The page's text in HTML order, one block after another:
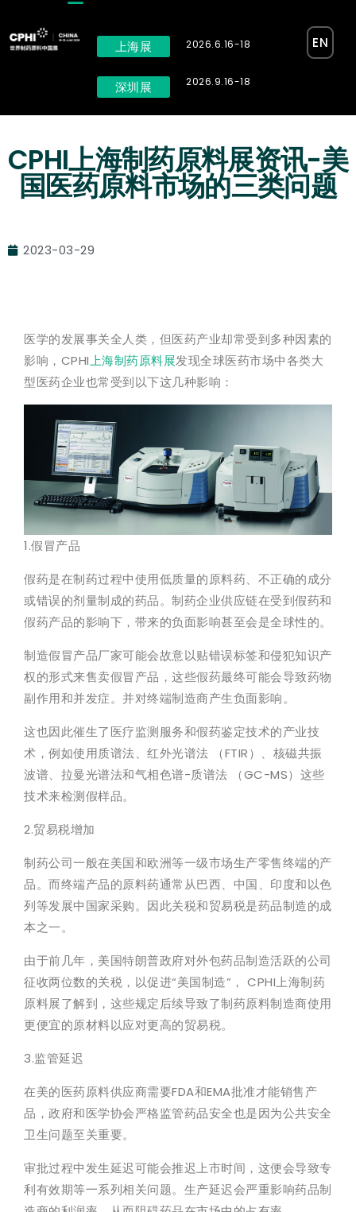
上海展
深圳展
2026.6.16-18
2026.9.16-18
EN
CPHI上海制药原料展资讯-美
国医药原料市场的三类问题
2023-03-29
医学的发展事关全人类，但医药产业却常受到多种因素的
影响，CPHI上海制药原料展发现全球医药市场中各类大
型医药企业也常受到以下这几种影响：
1.假冒产品
假药是在制药过程中使用低质量的原料药、不正确的成分
或错误的剂量制成的药品。制药企业供应链在受到假药和
假药产品的影响下，带来的负面影响甚至会是全球性的。
制造假冒产品厂家可能会故意以贴错误标签和侵犯知识产
权的形式来售卖假冒产品，这些假药最终可能会导致药物
副作用和并发症。并对终端制造商产生负面影响。
这也因此催生了医疗监测服务和假药鉴定技术的产业技
术，例如使用质谱法、红外光谱法 （FTIR）、核磁共振
波谱、拉曼光谱法和气相色谱-质谱法 （GC-MS）这些
技术来检测假样品。
2.贸易税增加
制药公司一般在美国和欧洲等一级市场生产零售终端的产
品。而终端产品的原料药通常从巴西、中国、印度和以色
列等发展中国家采购。因此关税和贸易税是药品制造的成
本之一。
由于前几年，美国特朗普政府对外包药品制造活跃的公司
征收两位数的关税，以促进“美国制造”， CPHI上海制药
原料展了解到，这些规定后续导致了制药原料制造商使用
更便宜的原材料以应对更高的贸易税。
3.监管延迟
在美的医药原料供应商需要FDA和EMA批准才能销售产
品，政府和医学协会严格监管药品安全也是因为公共安全
卫生问题至关重要。
审批过程中发生延迟可能会推迟上市时间，这便会导致专
利有效期等一系列相关问题。生产延迟会严重影响药品制